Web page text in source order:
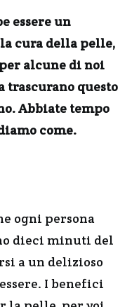
essere un
cura della pelle,
alcune di noi
trascurano questo
Abbiate tempo
come.
ogni persona
dieci minuti del
a un delizioso
I benefici